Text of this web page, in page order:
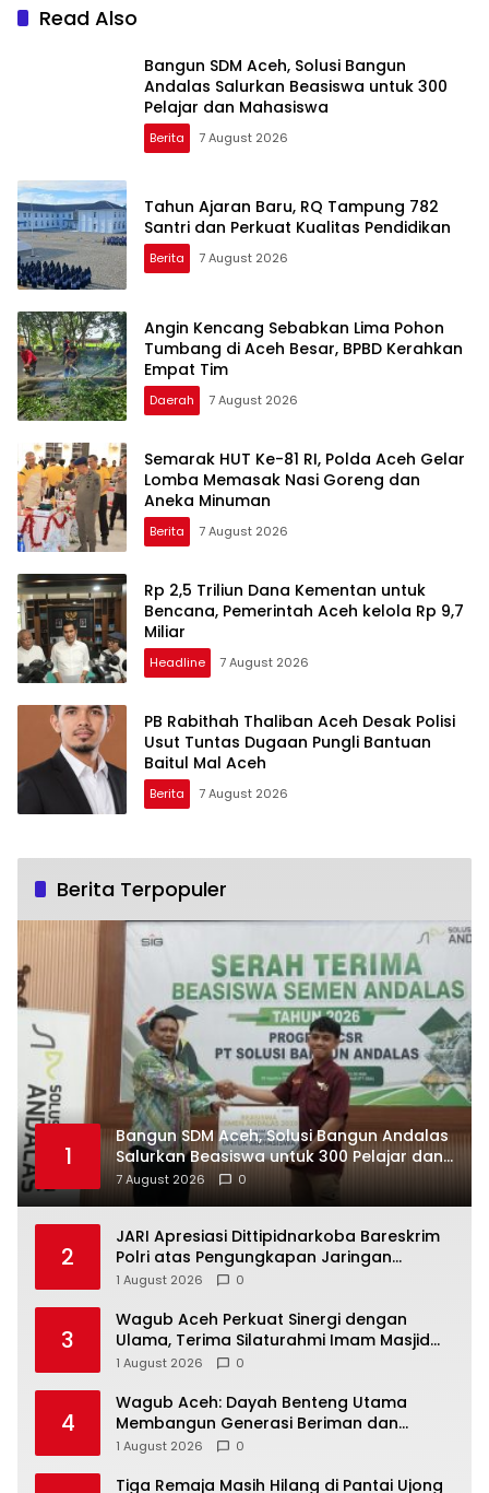
Read Also
Bangun SDM Aceh, Solusi Bangun
Andalas Salurkan Beasiswa untuk 300
Pelajar dan Mahasiswa
Berita 7 August 2026
Tahun Ajaran Baru, RQ Tampung 782
Santri dan Perkuat Kualitas Pendidikan
Berita 7 August 2026
Angin Kencang Sebabkan Lima Pohon
Tumbang di Aceh Besar, BPBD Kerahkan
Empat Tim
Daerah 7 August 2026
Semarak HUT Ke-81 RI, Polda Aceh Gelar
Lomba Memasak Nasi Goreng dan
Aneka Minuman
Berita 7 August 2026
Rp 2,5 Triliun Dana Kementan untuk
Bencana, Pemerintah Aceh kelola Rp 9,7
Miliar
Headline 7 August 2026
PB Rabithah Thaliban Aceh Desak Polisi
Usut Tuntas Dugaan Pungli Bantuan
Baitul Mal Aceh
Berita 7 August 2026
Berita Terpopuler
1
Bangun SDM Aceh, Solusi Bangun Andalas
Salurkan Beasiswa untuk 300 Pelajar dan
Mahasiswa
7 August 2026 0
2
JARI Apresiasi Dittipidnarkoba Bareskrim
Polri atas Pengungkapan Jaringan
Narkoba Internasional
1 August 2026 0
3
Wagub Aceh Perkuat Sinergi dengan
Ulama, Terima Silaturahmi Imam Masjid
Raya Baiturrahman
1 August 2026 0
4
Wagub Aceh: Dayah Benteng Utama
Membangun Generasi Beriman dan
Berakhlak
1 August 2026 0
Tiga Remaja Masih Hilang di Pantai Ujong